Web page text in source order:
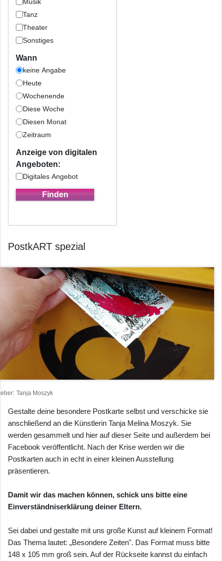
Tanz
Theater
Sonstiges
Wann
keine Angabe
Heute
Wochenende
Diese Woche
Diesen Monat
Zeitraum
Anzeige von digitalen
Angeboten:
Digitales Angebot
PostkART spezial
Tanja Moszyk
Gestalte deine besondere Postkarte selbst und verschicke sie
anschließend an die Künstlerin Tanja Melina Moszyk. Sie
werden gesammelt und hier auf dieser Seite und außerdem bei
Facebook veröffentlicht. Nach der Krise werden wir die
Postkarten auch in echt in einer kleinen Ausstellung
präsentieren.
Damit wir das machen können, schick uns bitte eine
Einverständniserklärung deiner Eltern.
Sei dabei und gestalte mit uns große Kunst auf kleinem Format!
Das Thema lautet: „Besondere Zeiten". Das Format muss bitte
148 x 105 mm groß sein. Auf der Rückseite kannst du einfach